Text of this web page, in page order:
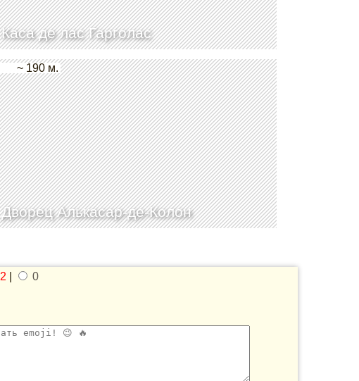
Каса де лас Гарголас
Дворец Алькасар-де-Колон
~ 190 м.
2
0